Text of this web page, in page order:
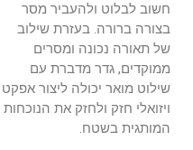
חשוב לבלוט ולהעביר מסר
בצורה ברורה. בעזרת שילוב
של תאורה נכונה ומסרים
ממוקדים, גדר מדברת עם
שילוט מואר יכולה ליצור אפקט
ויזואלי חזק ולחזק את הנוכחות
המותגית בשטח.